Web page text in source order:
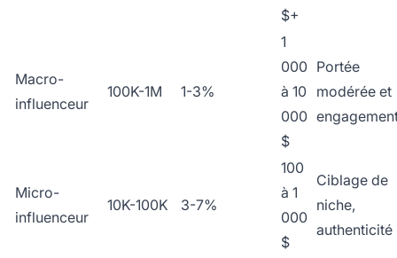
$+
Macro-
influenceur
100K-1M 1-3%
1
000
à 10
000
$
Portée
modérée et
Micro-
influenceur
10K-100K 3-7%
100
à 1
000
$
Ciblage de
niche,
authenticité